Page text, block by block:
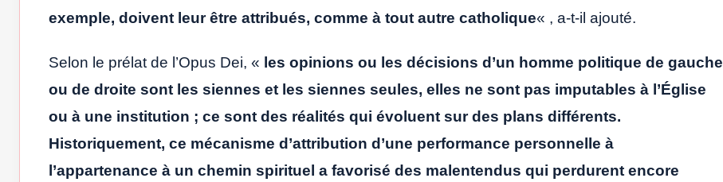
exemple, doivent leur être attribués, comme à tout autre catholique« , a-t-il ajouté.
Selon le prélat de l’Opus Dei, « les opinions ou les décisions d’un homme politique de gauche
ou de droite sont les siennes et les siennes seules, elles ne sont pas imputables à l’Église
ou à une institution ; ce sont des réalités qui évoluent sur des plans différents.
Historiquement, ce mécanisme d’attribution d’une performance personnelle à
l’appartenance à un chemin spirituel a favorisé des malentendus qui perdurent encore